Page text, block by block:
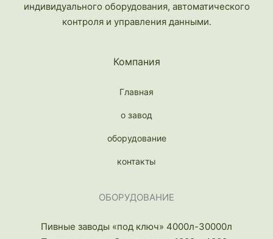
индивидуального оборудования, автоматического
контроля и управления данными.
Компания
Главная
о завод
оборудование
контакты
ОБОРУДОВАНИЕ
Пивные заводы «под ключ» 4000л-30000л